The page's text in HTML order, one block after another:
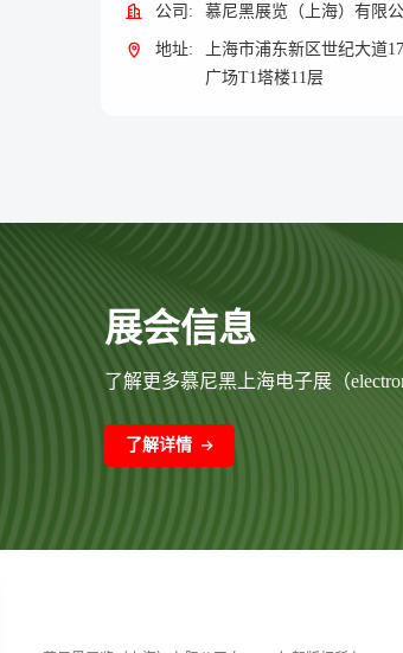
公司: 慕尼黑展览（上海）有限
地址:
上海市浦东新区世纪大道
广场T1塔楼11层
展会信息
了解更多慕尼黑上海电子展（
了解详情